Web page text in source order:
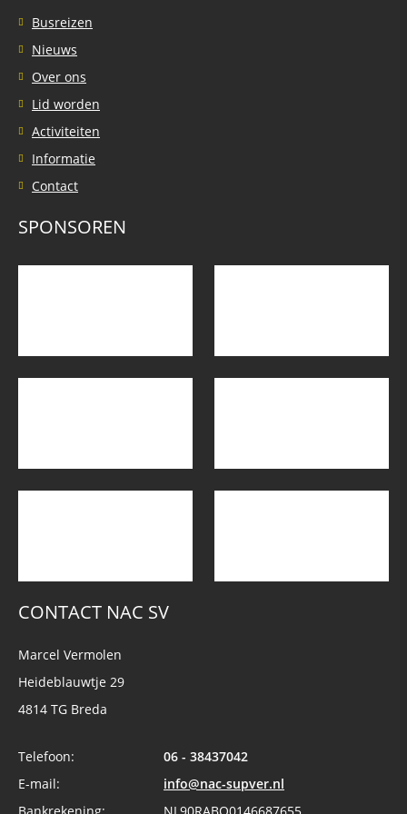
Busreizen
Nieuws
Over ons
Lid worden
Activiteiten
Informatie
Contact
SPONSOREN
CONTACT NAC SV
Marcel Vermolen
Heideblauwtje 29
4814 TG Breda
Telefoon:
06 - 38437042
E-mail:
info@nac-supver.nl